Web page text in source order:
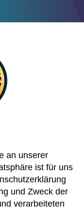
an unserer
ist für uns
und Zweck der
verarbeiteten